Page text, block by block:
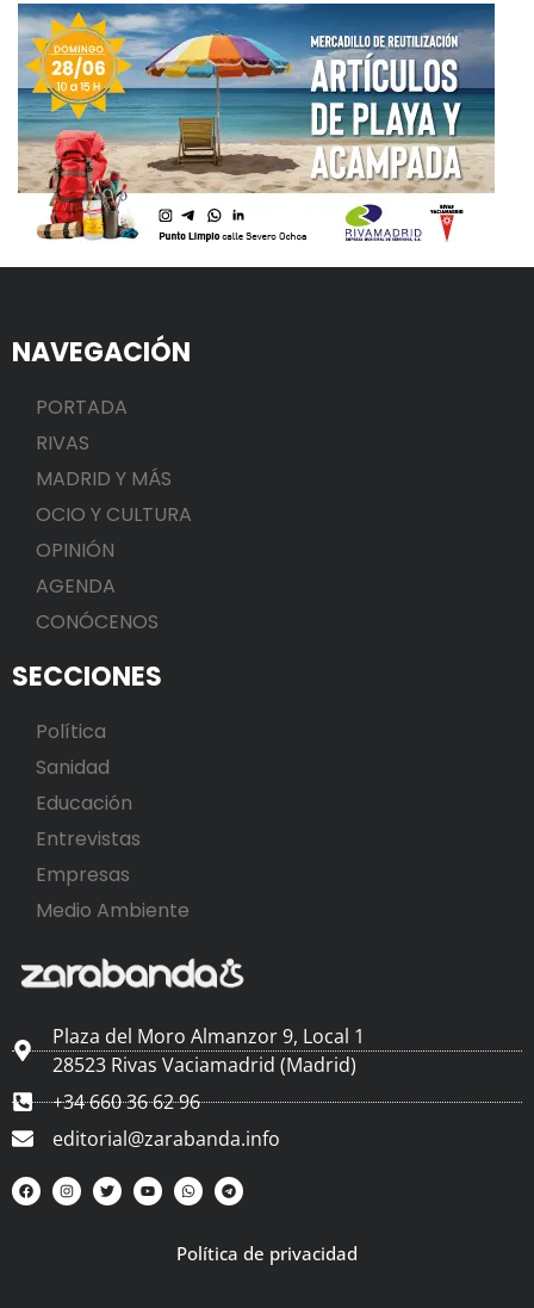
NAVEGACIÓN
PORTADA
RIVAS
MADRID Y MÁS
OCIO Y CULTURA
OPINIÓN
AGENDA
CONÓCENOS
SECCIONES
Política
Sanidad
Educación
Entrevistas
Empresas
Medio Ambiente
Plaza del Moro Almanzor 9, Local 1
28523 Rivas Vaciamadrid (Madrid)
+34 660 36 62 96
editorial@zarabanda.info
Política de privacidad